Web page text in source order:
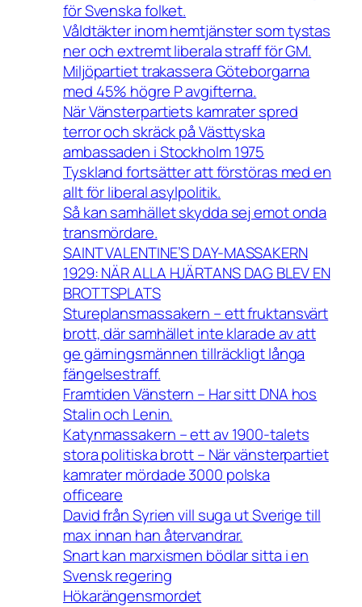
för Svenska folket.
Våldtäkter inom hemtjänster som tystas
ner och extremt liberala straff för GM.
Miljöpartiet trakassera Göteborgarna
med 45% högre P avgifterna.
När Vänsterpartiets kamrater spred
terror och skräck på Västtyska
ambassaden i Stockholm 1975
Tyskland fortsätter att förstöras med en
allt för liberal asylpolitik.
Så kan samhället skydda sej emot onda
transmördare.
SAINT VALENTINE’S DAY-MASSAKERN
1929: NÄR ALLA HJÄRTANS DAG BLEV EN
BROTTSPLATS
Stureplansmassakern – ett fruktansvärt
brott, där samhället inte klarade av att
ge gärningsmännen tillräckligt långa
fängelsestraff.
Framtiden Vänstern – Har sitt DNA hos
Stalin och Lenin.
Katynmassakern – ett av 1900-talets
stora politiska brott – När vänsterpartiet
kamrater mördade 3000 polska
officeare
David från Syrien vill suga ut Sverige till
max innan han återvandrar.
Snart kan marxismen bödlar sitta i en
Svensk regering
Hökarängensmordet